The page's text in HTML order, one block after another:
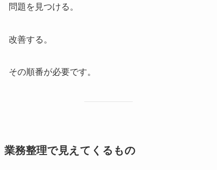
問題を見つける。
改善する。
その順番が必要です。
業務整理で見えてくるもの